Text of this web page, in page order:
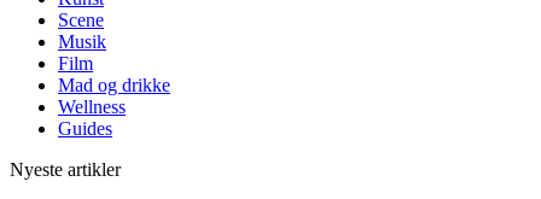
Scene
Musik
Film
Mad og drikke
Wellness
Guides
Nyeste artikler